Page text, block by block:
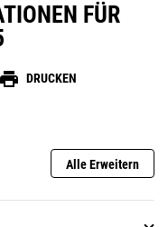
FÜR
print DRUCKEN
Alle Erweitern